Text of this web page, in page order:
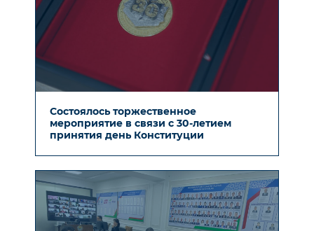
Состоялось торжественное
мероприятие в связи с 30-летием
принятия день Конституции